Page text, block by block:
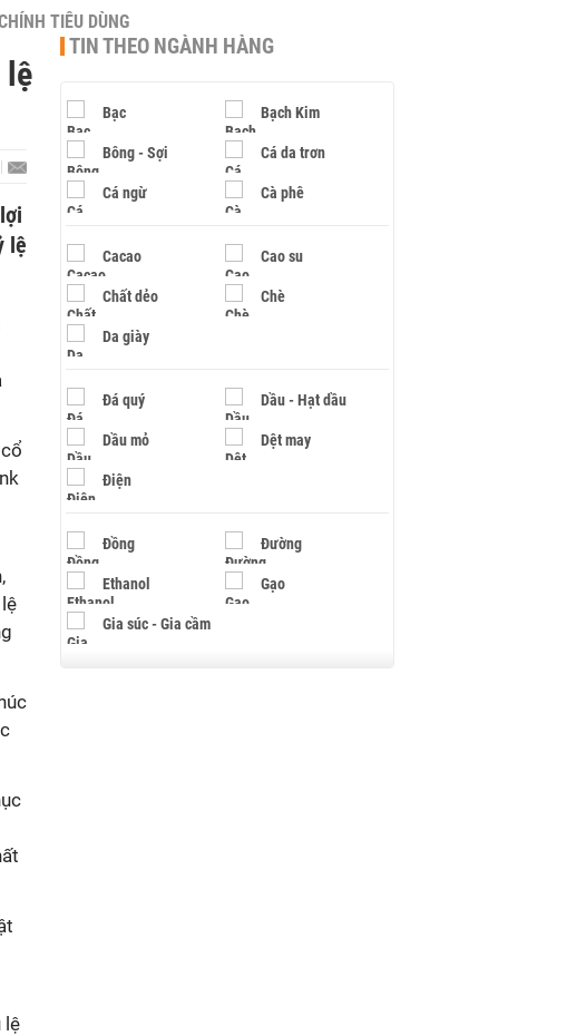
TIÊU DÙNG
lệ
lệ
lệ
TIN THEO NGÀNH HÀNG
Bạc Bạch Kim
Bông - Sợi Cá da trơn
Cá ngừ Cà phê
Cacao Cao su
Chất dẻo Chè
Da giày
Đá quý Dầu - Hạt dầu
Dầu mỏ Dệt may
Điện
Đồng Đường
Ethanol Gạo
Gia súc - Gia cầm